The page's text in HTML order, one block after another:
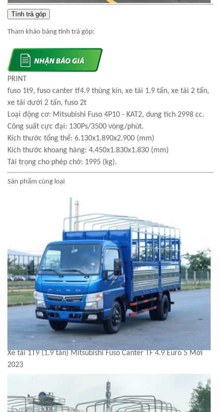
Tính trả góp
Tham khảo bảng tính trả góp:
PRINT
fuso 1t9, fuso canter tf4.9 thùng kín, xe tải 1.9 tấn, xe tải 2 tấn,
xe tải dưới 2 tấn, fuso 2t
Loại động cơ: Mitsubishi Fuso 4P10 - KAT2, dung tích 2998 cc.
Công suất cực đại: 130Ps/3500 vòng/phút.
Kích thước tổng thể: 6.130x1.890x2.900 (mm)
Kích thước khoang hàng: 4.450x1.830x1.830 (mm)
Tải trọng cho phép chở: 1995 (kg).
Sản phẩm cùng loại
Xe tải 1T9 (1.9 tấn) Mitsubishi Fuso Canter TF 4.9 Euro 5 Mới
2023